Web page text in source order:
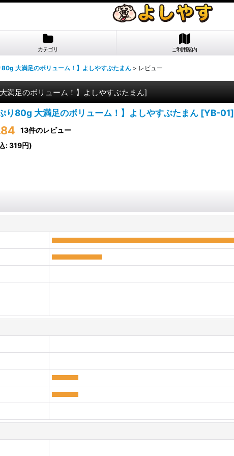
カテゴリ ご利用案内
80g 大満足のボリューム！】よしやすぶたまん > レビュー
満足のボリューム！】よしやすぶたまん]
り80g 大満足のボリューム！】よしやすぶたまん [YB-01]
13件のレビュー
:319円)